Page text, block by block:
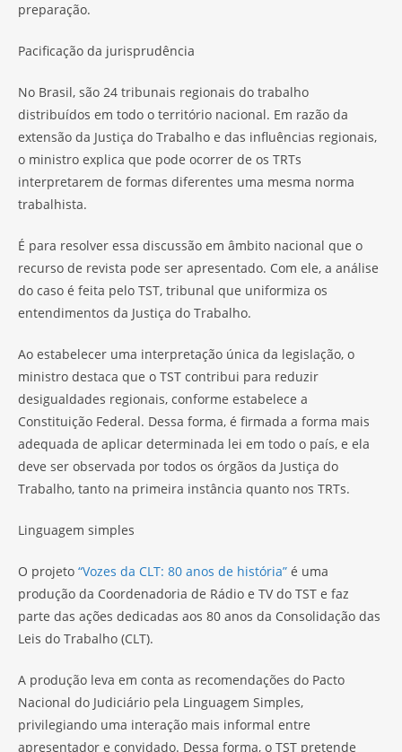
preparação.
Pacificação da jurisprudência
No Brasil, são 24 tribunais regionais do trabalho
distribuídos em todo o território nacional. Em razão da
extensão da Justiça do Trabalho e das influências regionais,
o ministro explica que pode ocorrer de os TRTs
interpretarem de formas diferentes uma mesma norma
trabalhista.
É para resolver essa discussão em âmbito nacional que o
recurso de revista pode ser apresentado. Com ele, a análise
do caso é feita pelo TST, tribunal que uniformiza os
entendimentos da Justiça do Trabalho.
Ao estabelecer uma interpretação única da legislação, o
ministro destaca que o TST contribui para reduzir
desigualdades regionais, conforme estabelece a
Constituição Federal. Dessa forma, é firmada a forma mais
adequada de aplicar determinada lei em todo o país, e ela
deve ser observada por todos os órgãos da Justiça do
Trabalho, tanto na primeira instância quanto nos TRTs.
Linguagem simples
O projeto “Vozes da CLT: 80 anos de história” é uma
produção da Coordenadoria de Rádio e TV do TST e faz
parte das ações dedicadas aos 80 anos da Consolidação das
Leis do Trabalho (CLT).
A produção leva em conta as recomendações do Pacto
Nacional do Judiciário pela Linguagem Simples,
privilegiando uma interação mais informal entre
apresentador e convidado. Dessa forma, o TST pretende